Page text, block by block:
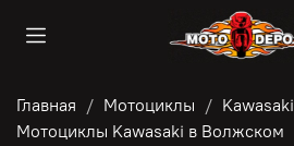
Главная Мотоциклы
Kawasaki
Мотоциклы Kawasaki в Волжском